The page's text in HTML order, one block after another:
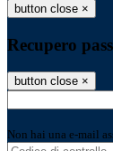
button close ×
Recupero
button close ×
Non hai una e-mail